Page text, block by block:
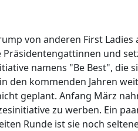
von anderen First
und
namens "Be Best", die
den kommenden Jahren
geplant. Anfang März
zu werben. Ein
Runde ist sie noch